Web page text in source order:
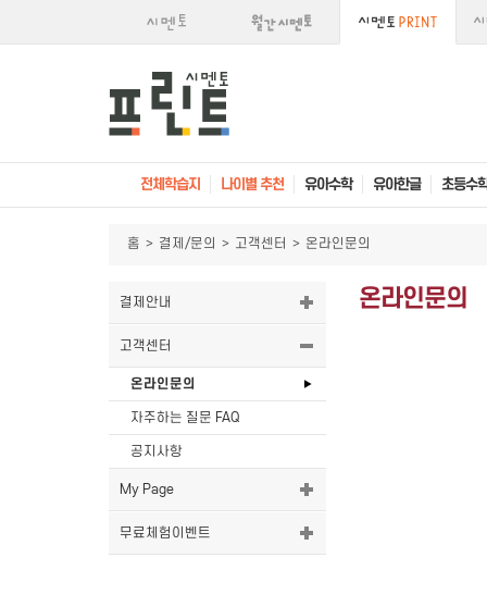
전체학습지 나이별 추천 유아수학 유아한글 초등수
홈 > 결제/문의 > 고객센터 > 온라인문의
결제안내
고객센터
온라인문의
자주하는 질문 FAQ
공지사항
My Page
무료체험이벤트
온라인문의